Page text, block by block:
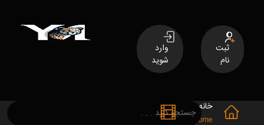
ثبت
نام
وارد
شوید
خانه
Home